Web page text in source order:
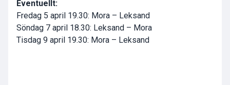
Eventuellt:
Fredag 5 april 19.30: Mora – Leksand
Söndag 7 april 18.30: Leksand – Mora
Tisdag 9 april 19.30: Mora – Leksand